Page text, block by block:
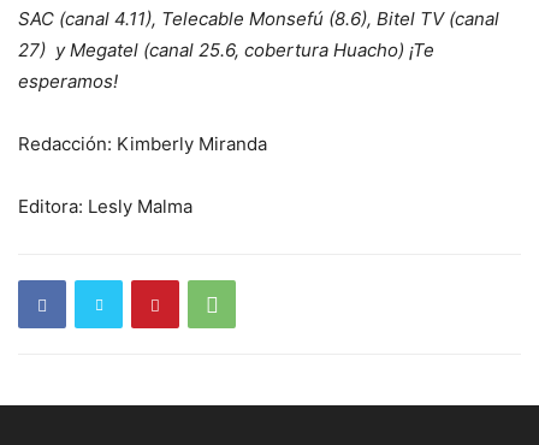
SAC (canal 4.11), Telecable Monsefú (8.6), Bitel TV (canal
27) y Megatel (canal 25.6, cobertura Huacho) ¡Te
esperamos!
Redacción: Kimberly Miranda
Editora: Lesly Malma